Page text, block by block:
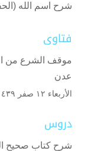
شرح اسم الله
فتاوى
موقف الشرع من
عدن
الأربعاء ۱۲ صفر ۱٤۳۹هـ ۱-۱۱-۲۰۱۷م
دروس
شرح كتاب صحيح